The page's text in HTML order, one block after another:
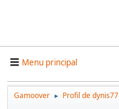
Menu principal
Gamoover ► Profil de dynis77